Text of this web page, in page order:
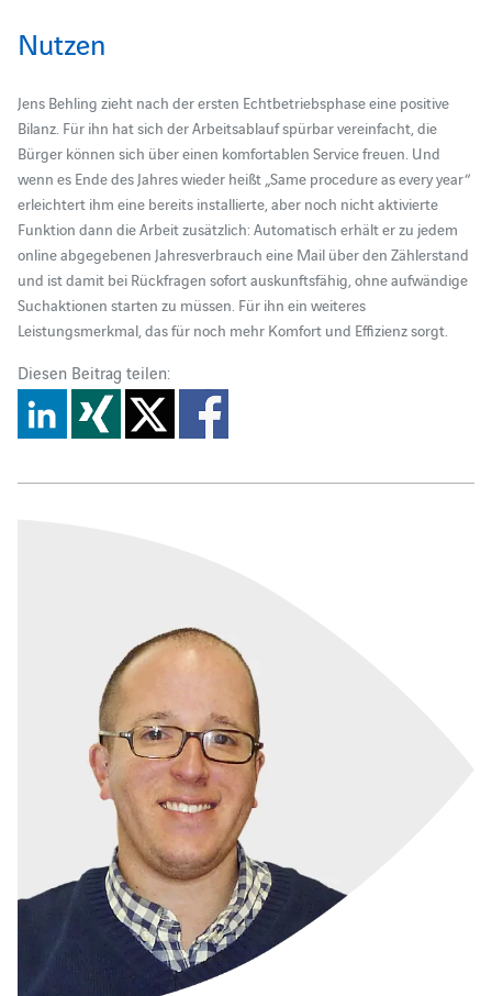
Nutzen
Jens Behling zieht nach der ersten Echtbetriebsphase eine positive
Bilanz. Für ihn hat sich der Arbeitsablauf spürbar vereinfacht, die
Bürger können sich über einen komfortablen Service freuen. Und
wenn es Ende des Jahres wieder heißt „Same procedure as every year“
erleichtert ihm eine bereits installierte, aber noch nicht aktivierte
Funktion dann die Arbeit zusätzlich: Automatisch erhält er zu jedem
online abgegebenen Jahresverbrauch eine Mail über den Zählerstand
und ist damit bei Rückfragen sofort auskunftsfähig, ohne aufwändige
Suchaktionen starten zu müssen. Für ihn ein weiteres
Leistungsmerkmal, das für noch mehr Komfort und Effizienz sorgt.
Diesen Beitrag teilen: